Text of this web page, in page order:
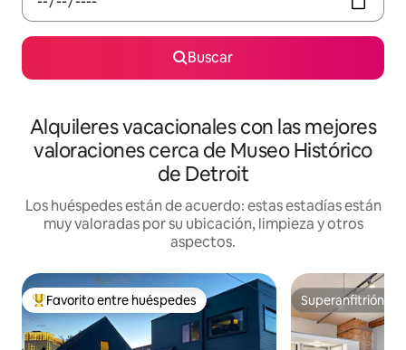
Buscar
Alquileres vacacionales con las mejores
valoraciones cerca de Museo Histórico
de Detroit
Los huéspedes están de acuerdo: estas estadías están
muy valoradas por su ubicación, limpieza y otros
aspectos.
Favorito entre huéspedes preferido
Favorito entre huéspedes Superanfitrión
Superanfitrión